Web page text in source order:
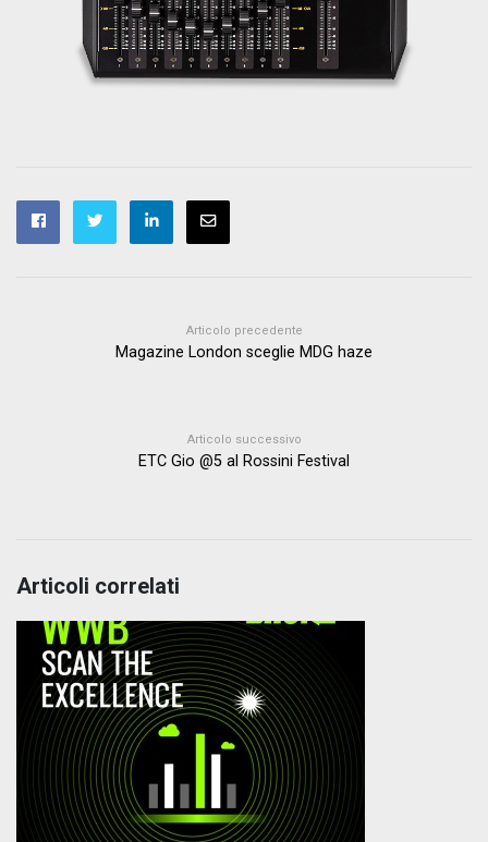
Articolo precedente
Magazine London sceglie MDG haze
Articolo successivo
ETC Gio @5 al Rossini Festival
Articoli correlati